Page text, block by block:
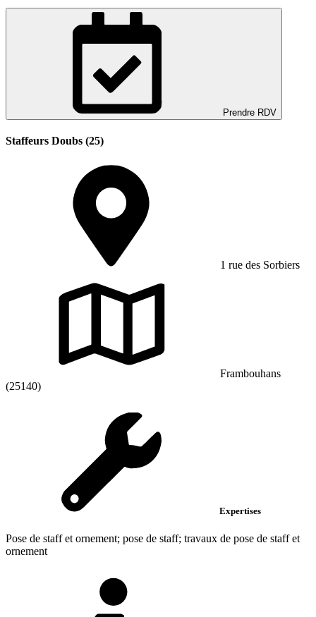
Prendre RDV
Staffeurs Doubs (25)
1 rue des Sorbiers
Frambouhans
(25140)
Expertises
Pose de staff et ornement; pose de staff; travaux de pose de staff et
ornement